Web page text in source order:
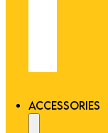
ACCESSORIES